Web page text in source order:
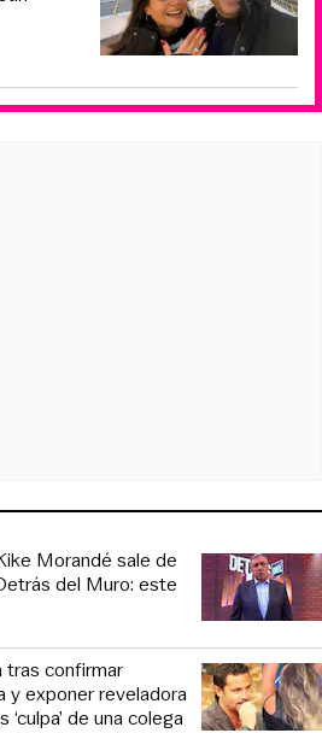
Morandé sale de
del Muro: este
tras confirmar
y exponer reveladora
de una colega